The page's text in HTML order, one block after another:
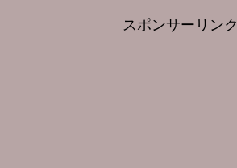
スポンサーリンク